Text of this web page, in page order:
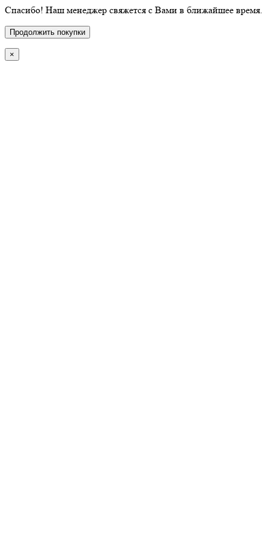
Спасибо! Наш менеджер свяжется с Вами в ближайшее время.
Продолжить покупки
×